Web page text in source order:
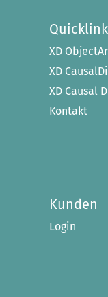
XD
XD
XD Causal
Kontakt
Kunden
Login